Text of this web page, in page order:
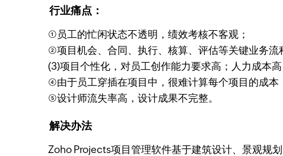
行业痛点：
①员工的忙闲状态不透明，绩效考核不客观；
②项目机会、合同、执行、核算、评估等关键业务流
(3)项目个性化，对员工创作能力要求高；人力成本高
④由于员工穿插在项目中，很难计算每个项目的成本
⑤设计师流失率高，设计成果不完整。
解决办法
Zoho Projects项目管理软件基于建筑设计、景观规